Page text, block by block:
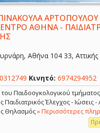
ΑΡΤΟΠΟΥΛΟΥ
ΑΘΗΝΑ -
Αθήνα 104 33, Αττικής
Κινητό: 6974294952
του Παιδοογκολογικού
Έλεγχος - Ιώσεις -
Θηλασμός» Περισσότερες